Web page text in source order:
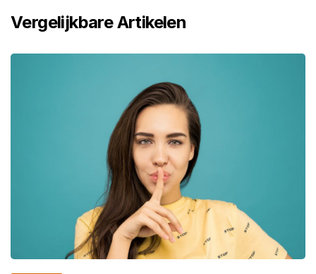
Vergelijkbare Artikelen